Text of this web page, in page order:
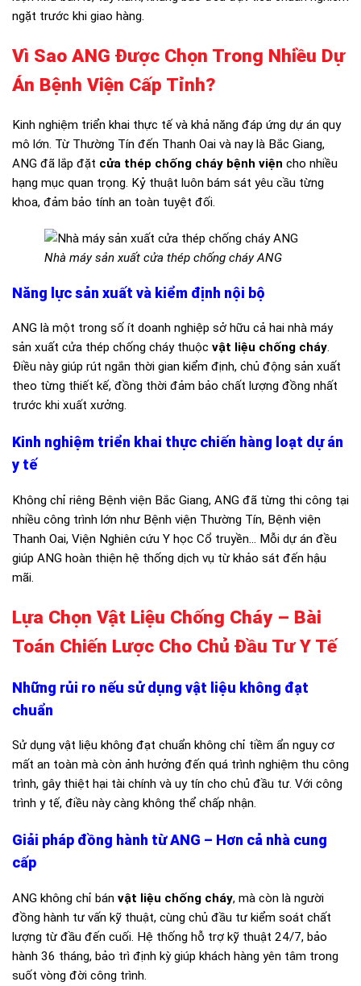
ngặt trước khi giao hàng.
Vì Sao ANG Được Chọn Trong Nhiều Dự
Án Bệnh Viện Cấp Tỉnh?
Kinh nghiệm triển khai thực tế và khả năng đáp ứng dự án quy
mô lớn. Từ Thường Tín đến Thanh Oai và nay là Bắc Giang,
ANG đã lắp đặt cửa thép chống cháy bệnh viện cho nhiều
hạng mục quan trọng. Kỷ thuật luôn bám sát yêu cầu từng
khoa, đảm bảo tính an toàn tuyệt đối.
Nhà máy sản xuất cửa thép chống cháy ANG
Năng lực sản xuất và kiểm định nội bộ
ANG là một trong số ít doanh nghiệp sở hữu cả hai nhà máy
sản xuất cửa thép chống cháy thuộc vật liệu chống cháy.
Điều này giúp rút ngắn thời gian kiểm định, chủ động sản xuất
theo từng thiết kế, đồng thời đảm bảo chất lượng đồng nhất
trước khi xuất xưởng.
Kinh nghiệm triển khai thực chiến hàng loạt dự án
y tế
Không chỉ riêng Bệnh viện Bắc Giang, ANG đã từng thi công tại
nhiều công trình lớn như Bệnh viện Thường Tín, Bệnh viện
Thanh Oai, Viện Nghiên cứu Y học Cổ truyền… Mỗi dự án đều
giúp ANG hoàn thiện hệ thống dịch vụ từ khảo sát đến hậu
mãi.
Lựa Chọn Vật Liệu Chống Cháy – Bài
Toán Chiến Lược Cho Chủ Đầu Tư Y Tế
Những rủi ro nếu sử dụng vật liệu không đạt
chuẩn
Sử dụng vật liệu không đạt chuẩn không chỉ tiềm ẩn nguy cơ
mất an toàn mà còn ảnh hưởng đến quá trình nghiệm thu công
trình, gây thiệt hại tài chính và uy tín cho chủ đầu tư. Với công
trình y tế, điều này càng không thể chấp nhận.
Giải pháp đồng hành từ ANG – Hơn cả nhà cung
cấp
ANG không chỉ bán vật liệu chống cháy, mà còn là người
đồng hành tư vấn kỹ thuật, cùng chủ đầu tư kiểm soát chất
lượng từ đầu đến cuối. Hệ thống hỗ trợ kỹ thuật 24/7, bảo
hành 36 tháng, bảo trì định kỳ giúp khách hàng yên tâm trong
suốt vòng đời công trình.